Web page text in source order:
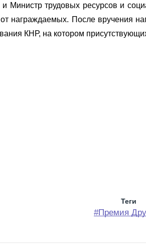
и Министр трудовых ресурсов и
награждаемых. После вручения
КНР, на котором
Теги
#Премия